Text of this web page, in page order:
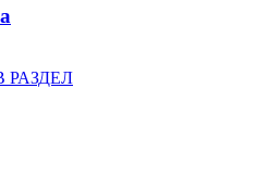
РАЗДЕЛ